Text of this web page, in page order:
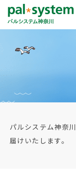
パルシステム神奈
届けいたします。